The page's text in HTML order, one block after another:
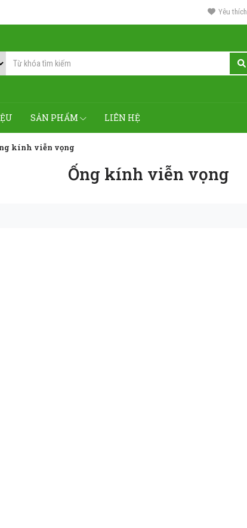
Yêu thích
SẢN PHẨM LIÊN HỆ
kính viễn vọng
Ống kính viễn vọng